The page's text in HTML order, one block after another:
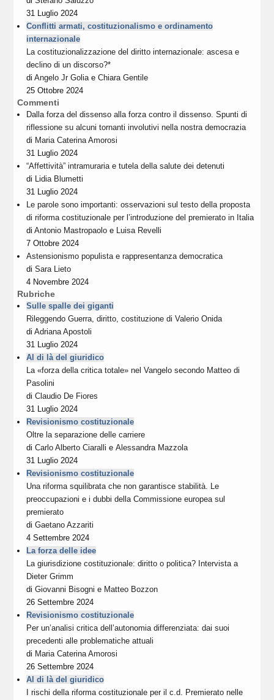
31 Luglio 2024
Conflitti armati, costituzionalismo e ordinamento
internazionale
La costituzionalizzazione del diritto internazionale: ascesa e
declino di un discorso?*
diAngelo Jr GoliaeChiara Gentile
25 Ottobre 2024
Commenti
Dalla forza del dissenso alla forza contro il dissenso. Spunti di
riflessione su alcuni tornanti involutivi nella nostra democrazia
di Maria Caterina Amorosi
31 Luglio 2024
“Affettività” intramuraria e tutela della salute dei detenuti
di Lidia Blumetti
31 Luglio 2024
Le parole sono importanti: osservazioni sul testo della proposta
di riforma costituzionale per l’introduzione del premierato in Italia
diAntonio Mastropaolo e Luisa Revelli
7 Ottobre 2024
Astensionismo populista e rappresentanza democratica
diSara Lieto
4 Novembre 2024
Rubriche
Sulle spalle dei giganti
Rileggendo Guerra, diritto, costituzione di Valerio Onida
diAdriana Apostoli
31 Luglio 2024
Al di là del giuridico
La «forza della critica totale» nel Vangelo secondo Matteo di
Pasolini
diClaudio De Fiores
31 Luglio 2024
Revisionismo costituzionale
Oltre la separazione delle carriere
diCarlo Alberto Ciaralli eAlessandra Mazzola
31 Luglio 2024
Revisionismo costituzionale
Una riforma squilibrata che non garantisce stabilità. Le
preoccupazioni e i dubbi della Commissione europea sul
premierato
diGaetano Azzariti
4 Settembre 2024
La forza delle idee
La giurisdizione costituzionale: diritto o politica? Intervista a
Dieter Grimm
diGiovanni Bisogni e Matteo Bozzon
26 Settembre 2024
Revisionismo costituzionale
Per un’analisi critica dell’autonomia differenziata: dai suoi
precedenti alle problematiche attuali
di Maria Caterina Amorosi
26 Settembre 2024
Al di là del giuridico
I rischi della riforma costituzionale per il c.d. Premierato nelle